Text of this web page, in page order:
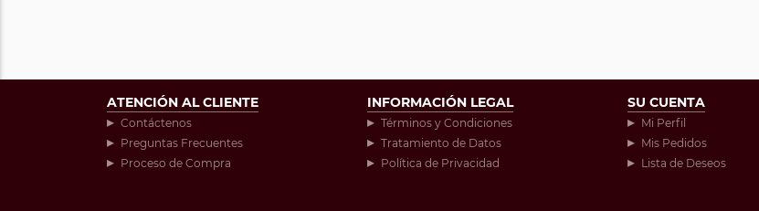
ATENCIÓN AL CLIENTE
Contáctenos
Preguntas Frecuentes
Proceso de Compra
INFORMACIÓN LEGAL
Términos y Condiciones
Tratamiento de Datos
Política de Privacidad
SU CUENTA
Mi Perfil
Mis Pedidos
Lista de Deseos